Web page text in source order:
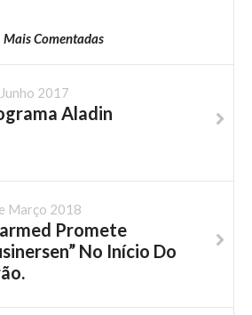
Mais Comentadas
2017
Aladin
Março 2018
Promete
No Início Do